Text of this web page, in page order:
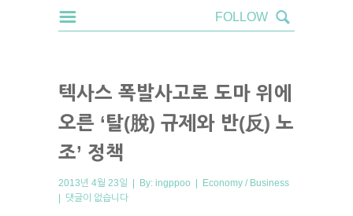
텍사스 폭발사고로 도마 위에
오른 ‘탈(脫) 규제와 반(反) 노
조’ 정책
2013년 4월 23일 | By: ingppoo | Economy / Business
| 댓글이 없습니다